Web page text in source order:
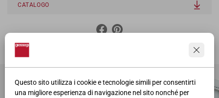
Questo sito utilizza i cookie e tecnologie simili per consentirti
una migliore esperienza di navigazione nel sito nonché per
CATALOGO